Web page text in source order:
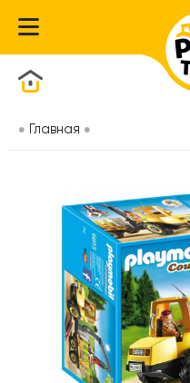
Главная
Каталог товаров